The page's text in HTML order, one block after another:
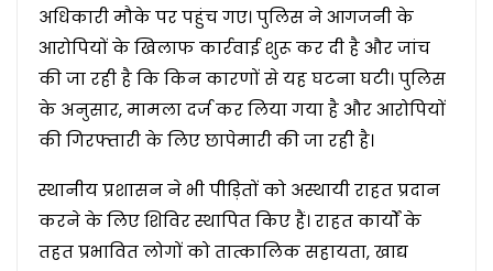
अधिकारी मौके पर पहुंच गए। पुलिस ने आगजनी के
आरोपियों के खिलाफ कार्रवाई शुरू कर दी है और जांच
की जा रही है कि किन कारणों से यह घटना घटी। पुलिस
के अनुसार, मामला दर्ज कर लिया गया है और आरोपियों
की गिरफ्तारी के लिए छापेमारी की जा रही है।
स्थानीय प्रशासन ने भी पीड़ितों को अस्थायी राहत प्रदान
करने के लिए शिविर स्थापित किए हैं। राहत कार्यों के
तहत प्रभावित लोगों को तात्कालिक सहायता, खाद्य